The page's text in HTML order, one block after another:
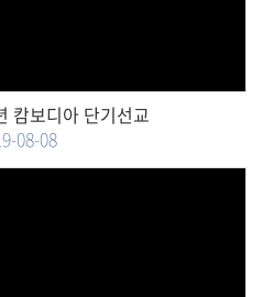
캄보디아 단기선교
08-08